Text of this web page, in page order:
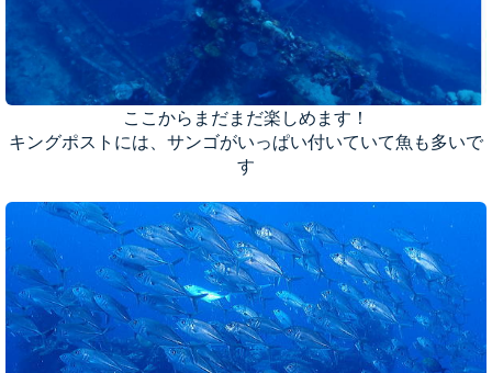
ここからまだまだ楽しめます！
キングポストには、サンゴがいっぱい付いていて魚も多いで
す